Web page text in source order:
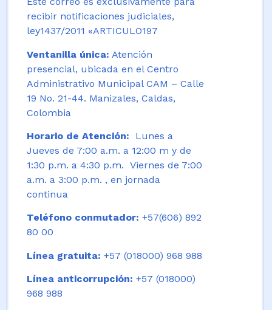
recibir notificaciones judiciales,
ley1437/2011 «ARTICULO197
Ventanilla única: Atención
presencial, ubicada en el Centro
Administrativo Municipal CAM – Calle
19 No. 21-44. Manizales, Caldas,
Colombia
Horario de Atención:
Lunes a
Jueves de 7:00 a.m. a 12:00 m y de
1:30 p.m. a 4:30 p.m. Viernes de 7:00
a.m. a 3:00 p.m. , en jornada
continua
Teléfono conmutador: +57(606) 892
80 00
Línea gratuita: +57 (018000) 968 988
Línea anticorrupción: +57 (018000)
968 988